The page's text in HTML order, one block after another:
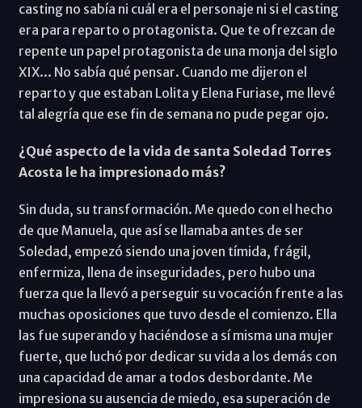
casting no sabía ni cuál era el personaje ni si el casting
era para reparto o protagonista. Que te ofrezcan de
repente un papel protagonista de una monja del siglo
XIX... No sabía qué pensar. Cuando me dijeron el
reparto y que estaban Lolita y Elena Furiase, me llevé
tal alegría que ese fin de semana no pude pegar ojo.
¿Qué aspecto de la vida de santa Soledad Torres
Acosta le ha impresionado más?
Sin duda, su transformación. Me quedo con el hecho
de que Manuela, que así se llamaba antes de ser
Soledad, empezó siendo una joven tímida, frágil,
enfermiza, llena de inseguridades, pero hubo una
fuerza que la llevó a perseguir su vocación frente a las
muchas oposiciones que tuvo desde el comienzo. Ella
las fue superando y haciéndose a sí misma una mujer
fuerte, que luchó por dedicar su vida a los demás con
una capacidad de amar a todos desbordante. Me
impresiona su ausencia de miedo, esa superación de